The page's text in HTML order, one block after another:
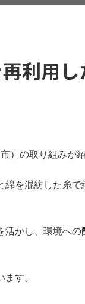
利用
の取り組みが紹
を混紡した糸
かし、環境へ
す。